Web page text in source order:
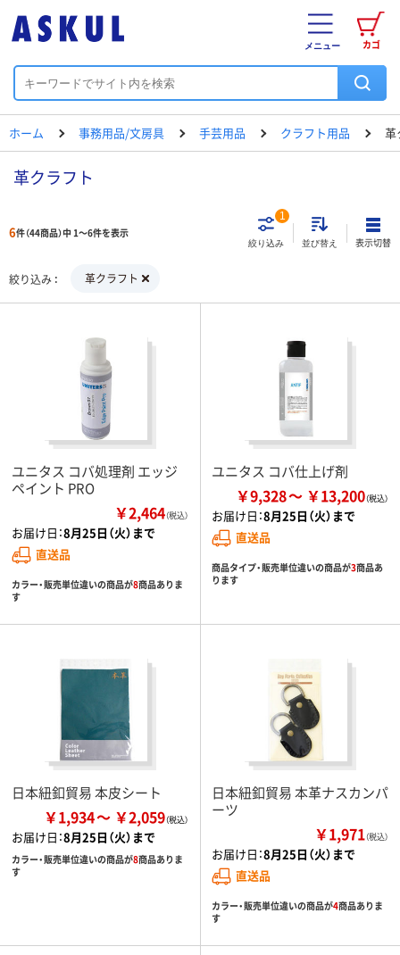
カゴ
メニュー
ホーム 事務用品/文房具 手芸用品 クラフト用品 革
革クラフト
6件（44商品）中 1～6件を表示
絞り込み
1
並び替え 表示切替
絞り込み 革クラフト
ユニタス コバ処理剤 エッジ
ペイント PRO
￥2,464（税込）
お届け日：8月25日（火）まで
直送品
カラー・販売単位違いの商品が8商品ありま
す
ユニタス コバ仕上げ剤
￥9,328 ￥13,200
お届け日：8月25日（火）まで
直送品
商品タイプ・販売単位違いの商品が3商品あ
ります
日本紐釦貿易 本皮シート
￥1,934 ￥2,059
お届け日：8月25日（火）まで
カラー・販売単位違いの商品が8商品ありま
す
日本紐釦貿易 本革ナスカンパ
ーツ
￥1,971（税込）
お届け日：8月25日（火）まで
直送品
カラー・販売単位違いの商品が4商品ありま
す